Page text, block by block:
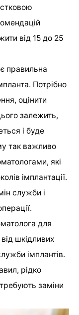
від 15 до 25
правильна
Потрібно
оцінити
залежить,
і буде
так важливо
які
імплантації.
служби і
для
шкідливих
імплантів.
рідко
заміни